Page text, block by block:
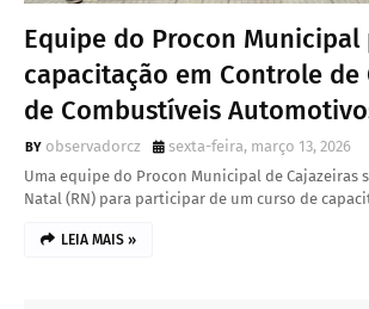
Equipe do Procon
capacitação em Controle de
de Combustíveis
observadorcz
sexta-feira, março 13, 2026
Uma equipe do Procon Municipal de Cajazeiras
Natal (RN) para participar de um curso de
LEIA MAIS »